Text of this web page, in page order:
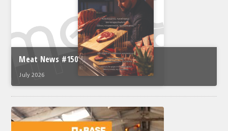
Meat News #150
July 2026